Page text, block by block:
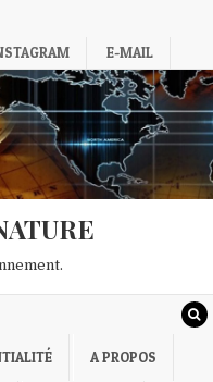
E-MAIL
A PROPOS